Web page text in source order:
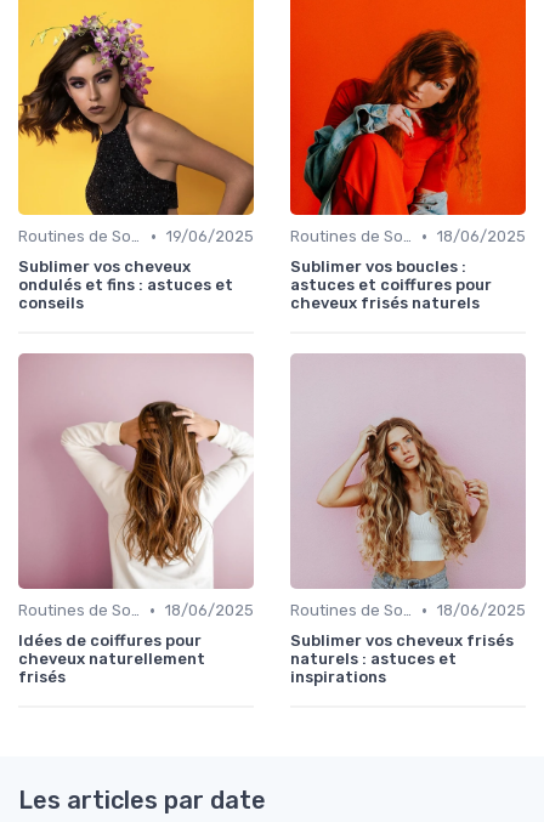
Routines de Soins Capillaires • 19/06/2025
Sublimer vos cheveux
ondulés et fins : astuces et
conseils
Routines de Soins Capillaires • 18/06/2025
Sublimer vos boucles :
astuces et coiffures pour
cheveux frisés naturels
Routines de Soins Capillaires • 18/06/2025
Idées de coiffures pour
cheveux naturellement
frisés
Routines de Soins Capillaires • 18/06/2025
Sublimer vos cheveux frisés
naturels : astuces et
inspirations
Les articles par date